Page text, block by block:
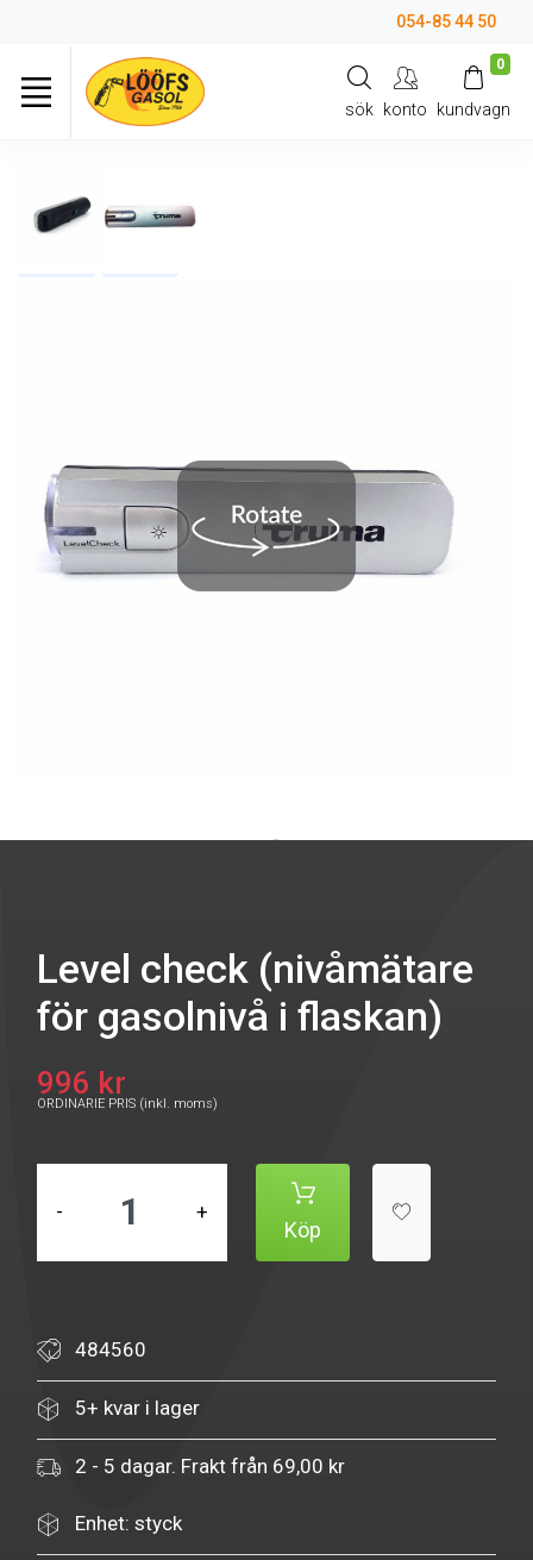
054-85 44 50
sök konto
0
kundvagn
Level check (nivåmätare
för gasolnivå i flaskan)
996 kr
ORDINARIE PRIS (inkl. moms)
- +
Köp
484560
5+ kvar i lager
2 - 5 dagar. Frakt från 69,00 kr
Enhet: styck